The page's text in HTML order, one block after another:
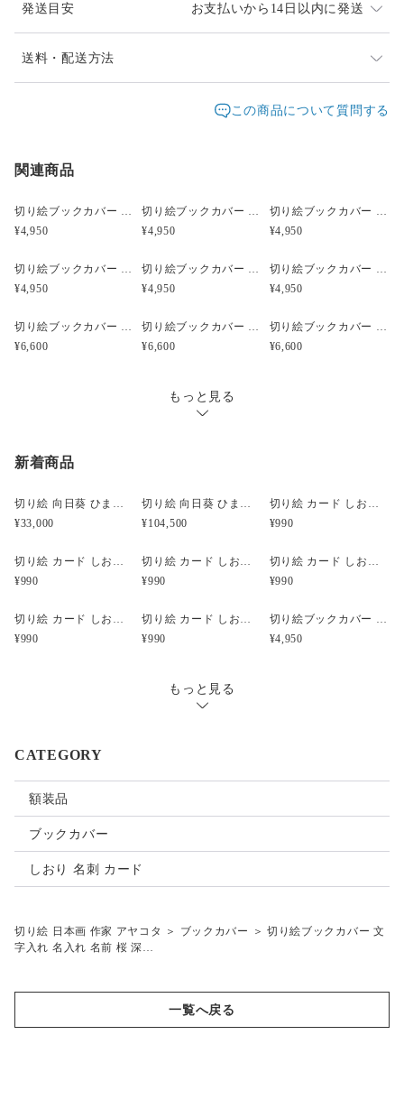
紙は「色渋紙」という、渋紙に準じた製法で作られた深い色と
風合いを持つ和紙。
渋紙とは、古くから着物などの型染に使われた丈夫な茶色の和
道具は「小刀（こがたな）」という、着物などの伝統的な型染
す。
縦 約157mm × 横 約234mm
お客様ご希望の言葉やお名前を入れて切り絵にします！
●文字数 7文字まで
小書き文字等（ゃゅょっ、。！・等）は1文字として数えます
例 ジョージ→4文字 ありがとう。→6文字 Hello!!→7文
文字同士、濁点等も全て繋げた切り絵ならではのデザインで表
この特質上、縦書き・横書きの判断も含め文字デザインは基本
的に私に一任頂きます。
の時限りの贅沢オリジナルデザイン切り絵が完成します。
:::オーダーメイド作品:::
ご注文時にご希望の言葉やお名前をお知らせ下さい。
ご入金確認後に制作を開始し、2週間以内に発送致します。
画像はイメージです。手作り作品の為、実物の色合いや細部は
画像と異なります。
発送目安 お支払いから14日以内に発送
ご入金確認後に制作します。
送料・配送方法
クリックポスト 日時指定不可 発送から到着
届け
○／✕ ¥600 ¥0
この商品について質問する
関連商品
切り絵ブックカバー 酒器 徳利 お猪口 ぐい呑み 波千鳥 透明背景 茶の渋紙 文庫本サイズ
¥4,950
切り絵ブックカバー 酒器 徳利 お猪口 ぐい呑み 波千鳥 透明背景 灰茶の色渋紙 文庫本サイズ
¥4,950
切り絵ブックカバー 酒器 徳利 お猪口 ぐい呑み 波千鳥 透明背景 深紫の色渋紙 文庫本サイズ
¥4,950
切り絵ブックカバー 酒器 徳利 お猪口 ぐい呑み 波千鳥 透明背景 抹茶の色渋紙 文庫本サイズ
¥4,950
切り絵ブックカバー 酒器 徳利 お猪口 ぐい呑み 波千鳥 透明背景 青グレーの色渋紙 文庫本サイズ
¥4,950
切り絵ブックカバー 酒器 徳利 お猪口 ぐい呑み 波千鳥 透明背景 赤の色渋紙 文庫本サイズ
¥4,950
切り絵ブックカバー 蔦 葉 透明背景 茶の渋紙 文庫本サイズ
¥6,600
切り絵ブックカバー 蔦 葉 透明背景 灰茶の色渋紙 文庫本サイズ
¥6,600
切り絵ブックカバー 蔦 葉 透明背景 深紫の色渋紙 文庫本サイズ
¥6,600
もっと見る
新着商品
切り絵 向日葵 ひまわり 二枚重ね額縁 透明背景 青グレーの色渋紙
¥33,000
切り絵 向日葵 ひまわり 二枚重ね額縁 透明背景 青グレーの色渋紙
¥104,500
切り絵 カード しおり 名刺 酒器 徳利 お猪口 ぐい呑み 波千鳥 茶の渋紙 1枚
¥990
切り絵 カード しおり 名刺 酒器 徳利 お猪口 ぐい呑み 波千鳥 灰茶の色渋紙 1枚
¥990
切り絵 カード しおり 名刺 酒器 徳利 お猪口 ぐい呑み 波千鳥 深紫の色渋紙 1枚
¥990
切り絵 カード しおり 名刺 酒器 徳利 お猪口 ぐい呑み 波千鳥 抹茶の色渋紙 1枚
¥990
切り絵 カード しおり 名刺 酒器 徳利 お猪口 ぐい呑み 波千鳥 青グレーの色渋紙 1枚
¥990
切り絵 カード しおり 名刺 酒器 徳利 お猪口 ぐい呑み 波千鳥 赤の色渋紙 1枚
¥990
切り絵ブックカバー 酒器 徳利 お猪口 ぐい呑み 波千鳥 透明背景 茶の渋紙 文庫本サイズ
¥4,950
もっと見る
CATEGORY
額装品
ブックカバー
しおり 名刺 カード
切り絵 日本画 作家 アヤコタ ＞ ブックカバー ＞ 切り絵ブックカバー 文
字入れ 名入れ 名前 桜 深…
一覧へ戻る